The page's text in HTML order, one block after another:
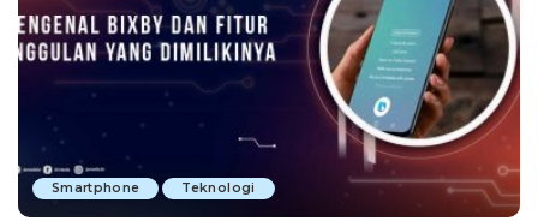
Smartphone Teknologi